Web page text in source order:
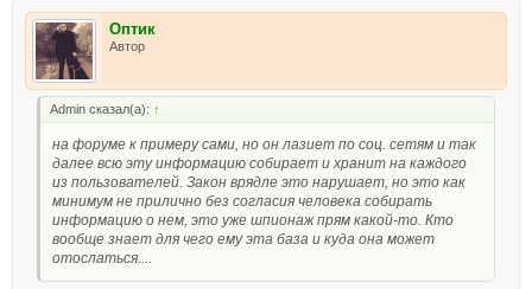
Оптик
Автор
Admin сказал(а): ↑
на форуме к примеру сами, но он лазиет по соц. сетям и так
далее всю эту информацию собирает и хранит на каждого
из пользователей. Закон врядле это нарушает, но это как
минимум не прилично без согласия человека собирать
информацию о нем, это уже шпионаж прям какой-то. Кто
вообще знает для чего ему эта база и куда она может
отослаться....